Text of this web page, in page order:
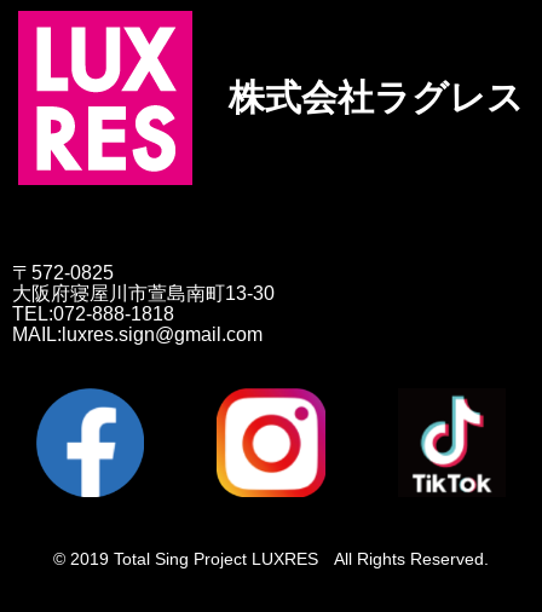
株式会社ラグレス
〒572-0825
大阪府寝屋川市萱島南町13-30
TEL:072-888-1818
MAIL:luxres.sign@gmail.com
© 2019 Total Sing Project LUXRES All Rights Reserved.